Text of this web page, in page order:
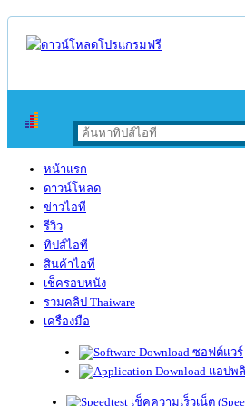
หน้าแรก
ดาวน์โหลด
ข่าวไอที
รีวิว
ทิปส์ไอที
สินค้าไอที
เช็ครอบหนัง
รวมคลิป Thaiware
เครื่องมือ
ซอฟต์แวร์
แอปพ
เช็คความเร็วเน็ต